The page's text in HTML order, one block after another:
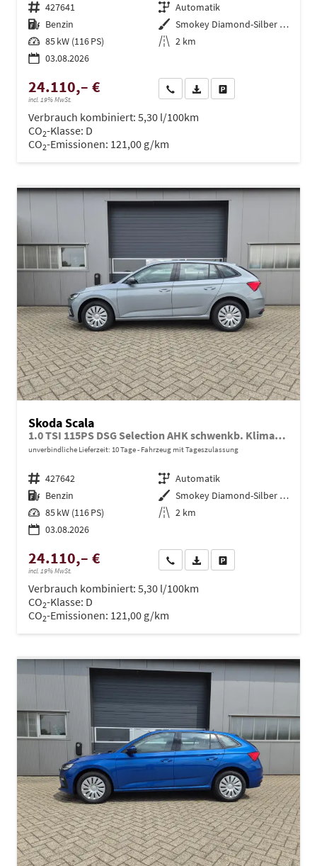
Fahrzeugnr. 427641 Getriebe Automatik
Kraftstoff Benzin Außenfarbe
Smokey Diamond-Silber Metallic
Leistung 85 kW (116 PS) Kilometerstand 2 km
03.08.2026
24.110,– €
incl. 19% MwSt.
Wir rufen Sie anPDF-Datei, Fahrzeugexposé
Verbrauch kombiniert: 5,30 l/100km
CO2-Klasse: D
CO2-Emissionen: 121,00 g/km
Skoda Scala
1.0 TSI 115PS DSG Selection AHK schwenkb. Klimaautomatik Sitzheizung PDC Rückf.Kamera Apple CarPlay Android Auto
unverbindliche Lieferzeit: 10 Tage Fahrzeug mit Tageszulassung
Fahrzeugnr. 427642 Getriebe Automatik
Kraftstoff Benzin Außenfarbe
Smokey Diamond-Silber Metallic
Leistung 85 kW (116 PS) Kilometerstand 2 km
03.08.2026
24.110,– €
incl. 19% MwSt.
Wir rufen Sie anPDF-Datei, Fahrzeugexposé
Verbrauch kombiniert: 5,30 l/100km
CO2-Klasse: D
CO2-Emissionen: 121,00 g/km